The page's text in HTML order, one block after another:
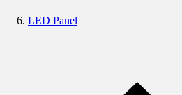
LED Panel